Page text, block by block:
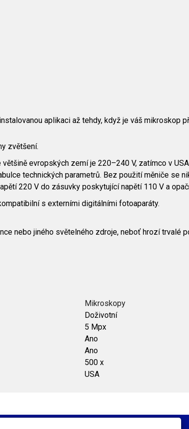
aplikaci až tehdy, když je váš mikroskop
zvětšení.
evropských zemí je 220–240 V, zatímco v
technických parametrů. Bez použití měniče se
220 V do zásuvky poskytující napětí 110 V a
s externími digitálními fotoaparáty.
nebo jiného světelného zdroje, neboť hrozí trvalé
Mikroskopy
Doživotní
5 Mpx
Ano
Ano
500 x
USA